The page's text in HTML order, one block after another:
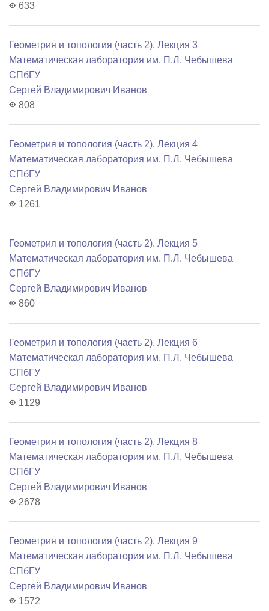
633
Геометрия и топология (часть 2). Лекция 3
Математичеcкая лаборатория им. П.Л. Чебышева
СПбГУ
Сергей Владимирович Иванов
808
Геометрия и топология (часть 2). Лекция 4
Математичеcкая лаборатория им. П.Л. Чебышева
СПбГУ
Сергей Владимирович Иванов
1261
Геометрия и топология (часть 2). Лекция 5
Математичеcкая лаборатория им. П.Л. Чебышева
СПбГУ
Сергей Владимирович Иванов
860
Геометрия и топология (часть 2). Лекция 6
Математичеcкая лаборатория им. П.Л. Чебышева
СПбГУ
Сергей Владимирович Иванов
1129
Геометрия и топология (часть 2). Лекция 8
Математичеcкая лаборатория им. П.Л. Чебышева
СПбГУ
Сергей Владимирович Иванов
2678
Геометрия и топология (часть 2). Лекция 9
Математичеcкая лаборатория им. П.Л. Чебышева
СПбГУ
Сергей Владимирович Иванов
1572